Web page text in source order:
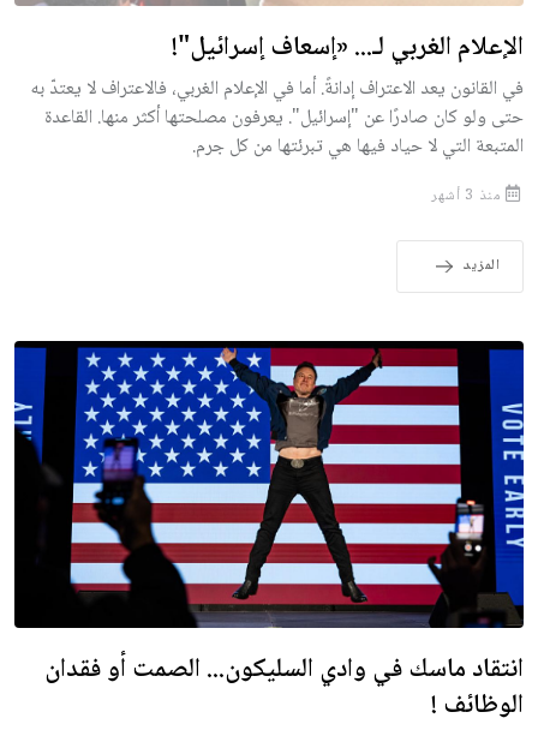
الإعلام الغربي لـ... «إسعاف إسرائيل"!
في القانون يعد الاعتراف إدانةً. أما في الإعلام الغربي، فالاعتراف لا يعتدّ به
حتى ولو كان صادرًا عن "إسرائيل". يعرفون مصلحتها أكثر منها. القاعدة
المتبعة التي لا حياد فيها هي تبرئتها من كل جرم.
منذ 3 أشهر
المزيد
انتقاد ماسك في وادي السليكون... الصمت أو فقدان
الوظائف !